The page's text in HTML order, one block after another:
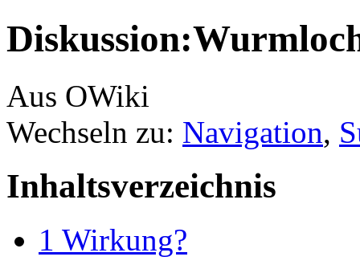
Aus OWiki
Wechseln zu: Navigation,
Inhaltsverzeichnis
1 Wirkung?